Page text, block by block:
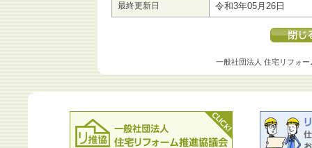
最終更新日 令和3年05月26日
一般社団法人 住宅リフォー